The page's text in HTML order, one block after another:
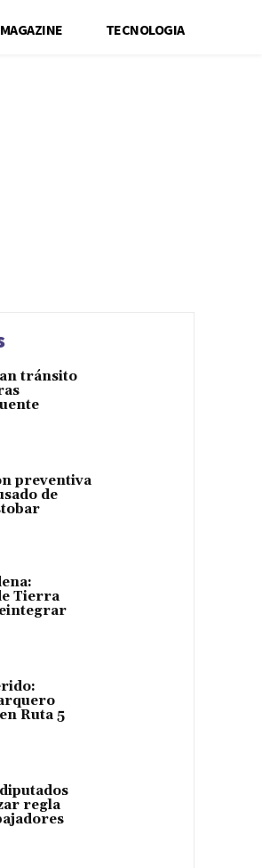
MAGAZINE TECNOLOGIA
tránsito
preventiva
de
Tierra
Ruta 5
regla